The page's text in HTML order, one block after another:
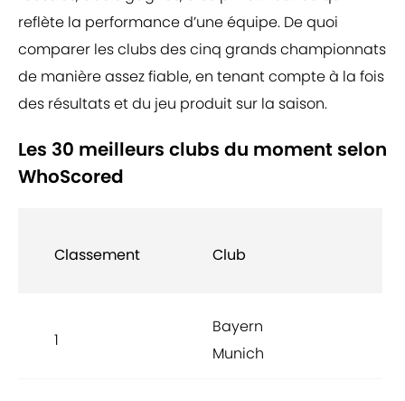
reflète la performance d’une équipe. De quoi
comparer les clubs des cinq grands championnats
de manière assez fiable, en tenant compte à la fois
des résultats et du jeu produit sur la saison.
Les 30 meilleurs clubs du moment selon
WhoScored
Classement Club
1
Bayern
Munich